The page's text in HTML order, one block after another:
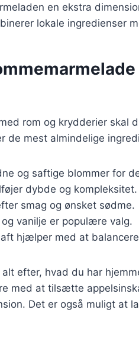
en ekstra
lokale ingredienser
rom og krydderier skal
de mest almindelige
og saftige blommer for
dybde og kompleksitet.
smag og ønsket sødme.
vanilje er populære valg.
hjælper med at
efter, hvad du har
med at tilsætte
Det er også muligt at